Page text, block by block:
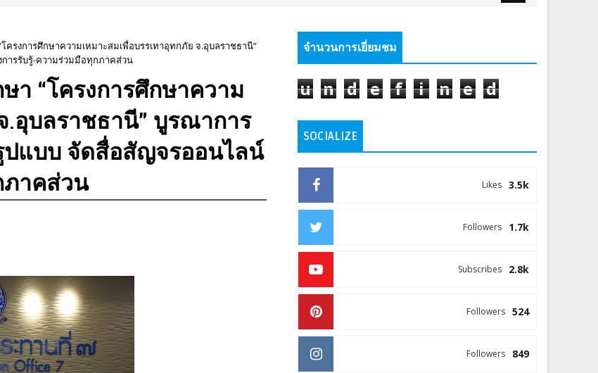
ครงการศึกษาความเหมาะสมเพื่อบรรเทาอุทกภัย จ.อุบลราชธานี”
ารรับรู้-ความร่วมมือทุกภาคส่วน
า “โครงการศึกษาความ
.อุบลราชธานี” บูรณาการ
แบบ จัดสื่อสัญจรออนไลน์
ภาคส่วน
จำนวนการเยี่ยมชม
u n d e f i n e d
SOCIALIZE
3.5k
Likes
1.7k
Followers
2.8k
Subscribes
524
Followers
849
Followers